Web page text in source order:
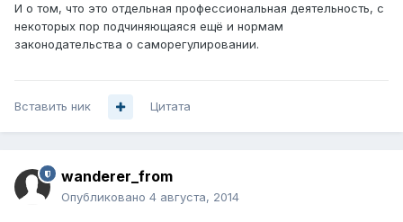
И о том, что это отдельная профессиональная деятельность, с
некоторых пор подчиняющаяся ещё и нормам
законодательства о саморегулировании.
Вставить ник Цитата
wanderer_from
Опубликовано 4 августа, 2014